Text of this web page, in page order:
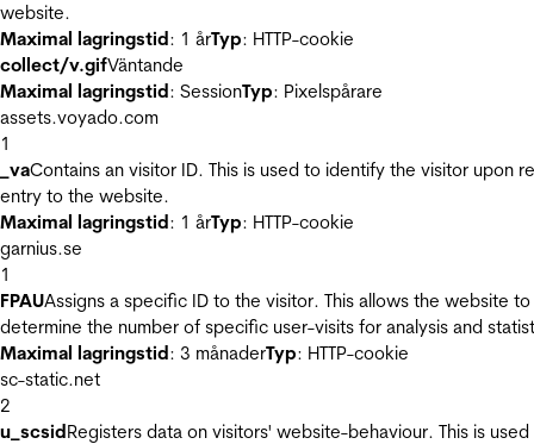
website.
Maximal lagringstid: 1 årTyp: HTTP-cookie
collect/v.gifVäntande
Maximal lagringstid: SessionTyp: Pixelspårare
assets.voyado.com
1
_vaContains an visitor ID. This is used to identify the visitor upon
entry to the website.
Maximal lagringstid: 1 årTyp: HTTP-cookie
garnius.se
1
FPAUAssigns a specific ID to the visitor. This allows the website to
determine the number of specific user-visits for analysis and
Maximal lagringstid: 3 månaderTyp: HTTP-cookie
sc-static.net
2
u_scsidRegisters data on visitors' website-behaviour. This is